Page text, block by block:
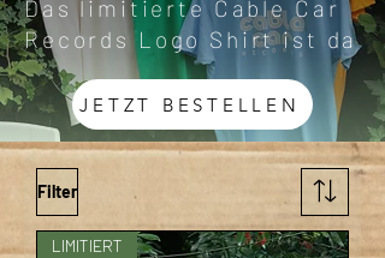
Das limitierte Cable Car
Records Logo Shirt ist da
JETZT BESTELLEN
Filter
LIMITIERT